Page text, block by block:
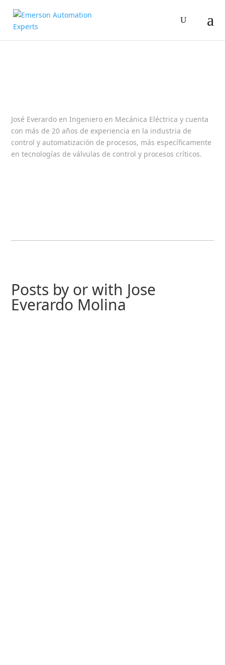
José Everardo en Ingeniero en Mecánica Eléctrica y cuenta
con más de 20 años de experiencia en la industria de
control y automatización de procesos, más específicamente
en tecnologías de válvulas de control y procesos críticos.
Posts by or with Jose
Everardo Molina